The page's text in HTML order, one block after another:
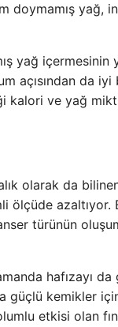
doymamış yağ,
yağ içermesinin
açısından da
kalori ve yağ
olarak da
azaltıyor.
türünün
hafızayı
güçlü kemikler
etkisi olan